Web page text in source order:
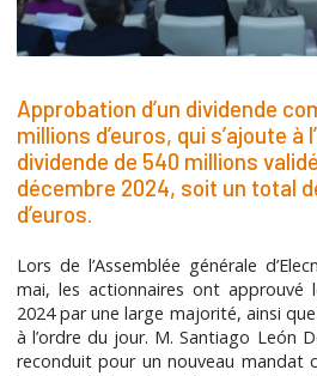
Approbation d’un dividende
millions d’euros, qui s’ajoute à
dividende de 540 millions
décembre 2024, soit un total
d’euros.
Lors de l’Assemblée générale
mai, les actionnaires ont approuvé
2024 par une large majorité, ainsi
à l’ordre du jour. M. Santiago León
reconduit pour un nouveau mandat